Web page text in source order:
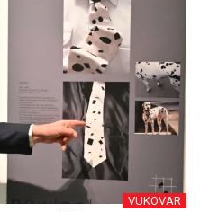
VUKOVAR